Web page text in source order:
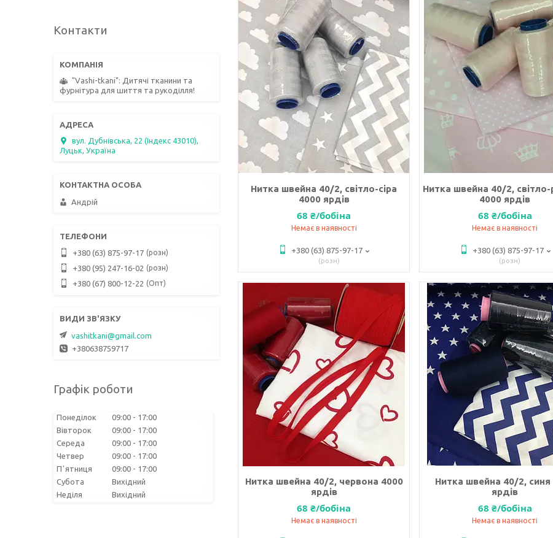
Нитка швейна 40/2, світло-сіра
4000 ярдів
68 ₴/бобіна
Немає в наявності
+380 (63) 875-97-17
розн
Нитка швейна 40/2,
4000 ярдів
68 ₴/бобіна
Немає в наявності
+380 (63) 875-97-17
розн
Нитка швейна 40/2, червона 4000
ярдів
68 ₴/бобіна
Немає в наявності
Нитка швейна 40/2, синя
ярдів
68 ₴/бобіна
Немає в наявності
Контакти
"Vashi-tkani": Дитячі тканини та
фурнітура для шиття та рукоділля!
вул. Дубнівська, 22 (Індекс 43010),
Луцьк, Україна
Андрій
+380 (63) 875-97-17 розн
+380 (95) 247-16-02 розн
+380 (67) 800-12-22 Опт
vashitkani@gmail.com
+380638759717
Графік роботи
Понеділок 09:00
17:00
Вівторок
09:00
17:00
Середа
09:00
17:00
Четвер
09:00
17:00
Пʼятниця
09:00
17:00
Субота
Вихідний
Неділя
Вихідний